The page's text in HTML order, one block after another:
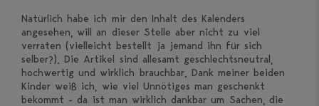
Natürlich habe ich mir den Inhalt des Kalenders
angesehen, will an dieser Stelle aber nicht zu viel
verraten (vielleicht bestellt ja jemand ihn für sich
selber?). Die Artikel sind allesamt geschlechtsneutral,
hochwertig und wirklich brauchbar. Dank meiner beiden
Kinder weiß ich, wie viel Unnötiges man geschenkt
bekommt - da ist man wirklich dankbar um Sachen, die